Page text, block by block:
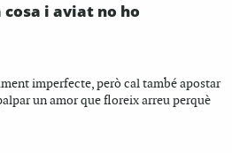
cosa i aviat no ho
imperfecte, però cal també apostar
un amor que floreix arreu perquè